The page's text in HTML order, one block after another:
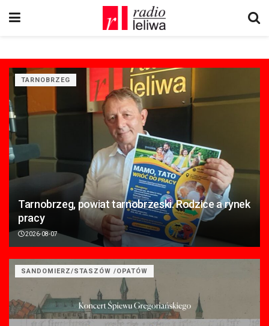
TARNOBRZEG
Tarnobrzeg, powiat tarnobrzeski. Rodzice a rynek
pracy
2026-08-07
SANDOMIERZ/STASZÓW /OPATÓW